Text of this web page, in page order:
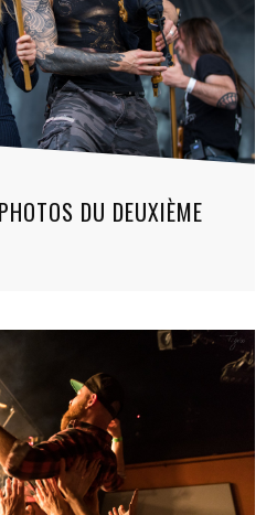
DU DEUXIÈME